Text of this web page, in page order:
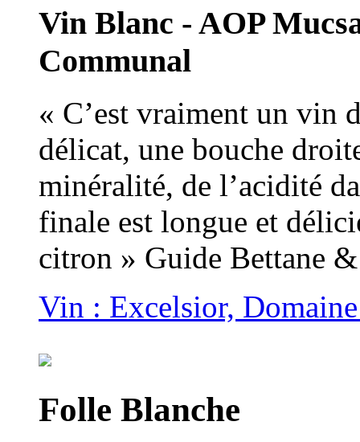
Vin Blanc - AOP
Communal
« C’est vraiment un vin
délicat, une bouche
minéralité, de l’acidité
finale est longue et
citron » Guide Bettane
Vin : Excelsior,
Folle Blanche